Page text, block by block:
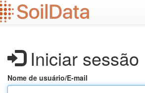
Ir
para
o
Iniciar sessão
Nome de usuário/E-mail